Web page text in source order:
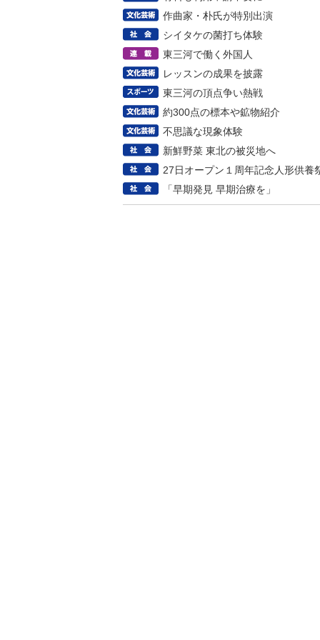
作曲家・朴氏が特別出演
シイタケの菌打ち体験
東三河で働く外国人
レッスンの成果を披露
東三河の頂点争い熱戦
約300点の標本や鉱物紹介
不思議な現象体験
新鮮野菜 東北の被災地へ
27日オープン１周年記念人形供養
「早期発見 早期治療を」